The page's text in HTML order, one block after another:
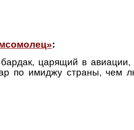
:
царящий в авиации,
по имиджу страны, чем